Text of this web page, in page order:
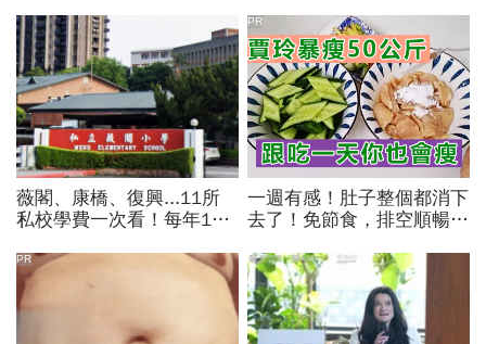
薇閣、康橋、復興...11所
私校學費一次看！每年100
出孩子教育費、還能兼存退
休金
一週有感！肚子整個都消下
去了！免節食，排空順暢就
PR
PR